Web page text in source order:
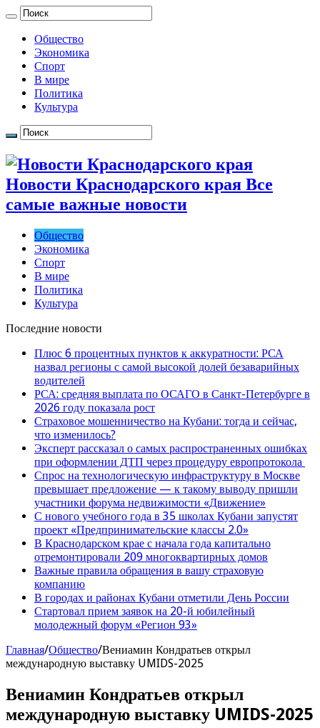
Общество
Экономика
Спорт
В мире
Политика
Культура
Новости Краснодарского края Все
самые важные новости
Общество
Экономика
Спорт
В мире
Политика
Культура
Последние новости
Плюс 6 процентных пунктов к аккуратности: РСА
назвал регионы с самой высокой долей безаварийных
водителей
РСА: средняя выплата по ОСАГО в Санкт-Петербурге в
2026 году показала рост
Страховое мошенничество на Кубани: тогда и сейчас,
что изменилось?
Эксперт рассказал о самых распространенных ошибках
при оформлении ДТП через процедуру европротокола
Спрос на технологическую инфраструктуру в Москве
превышает предложение — к такому выводу пришли
участники форума недвижимости «Движение»
С нового учебного года в 35 школах Кубани запустят
проект «Предпринимательские классы 2.0»
В Краснодарском крае с начала года капитально
отремонтировали 209 многоквартирных домов
Важные правила обращения в вашу страховую
компанию
В городах и районах Кубани отметили День России
Стартовал прием заявок на 20-й юбилейный
молодежный форум «Регион 93»
Главная/Общество/Вениамин Кондратьев открыл
международную выставку UMIDS-2025
Вениамин Кондратьев открыл
международную выставку UMIDS-2025